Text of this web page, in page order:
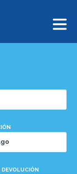
DEVOLUCIÓN